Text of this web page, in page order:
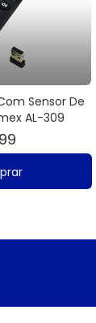
Sensor De
AL-309